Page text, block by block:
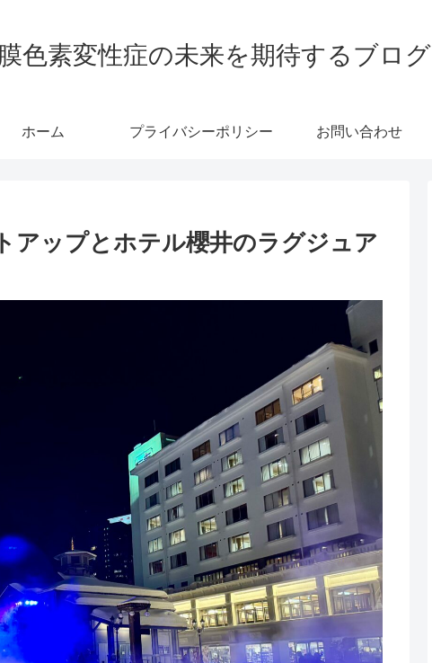
色素変性症の未来を期待するブログ
ホーム プライバシーポリシー お問い合わせ
アップとホテル櫻井のラグジュア